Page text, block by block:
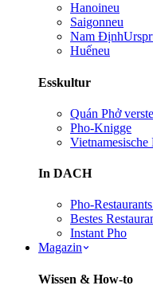
Hanoineu
Saigonneu
Nam Định
Huếneu
Esskultur
Quán Phở
Pho-Knigge
Vietnamesische
In DACH
Pho-
Bestes
Instant Pho
Magazin
Wissen & How-to